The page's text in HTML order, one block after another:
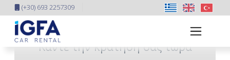
(+30) 693 2257309
Κάντε την κράτησή σας τώρα